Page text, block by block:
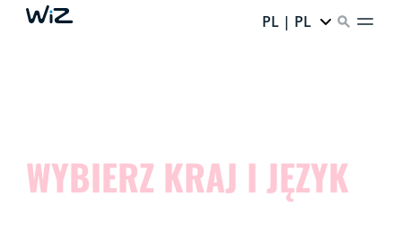
PL | PL
WYBIERZ KRAJ I JĘZYK